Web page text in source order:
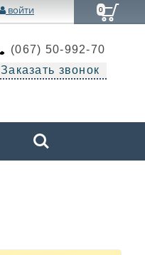
войти
(067) 50-992-70
Заказать звонок
Search
0